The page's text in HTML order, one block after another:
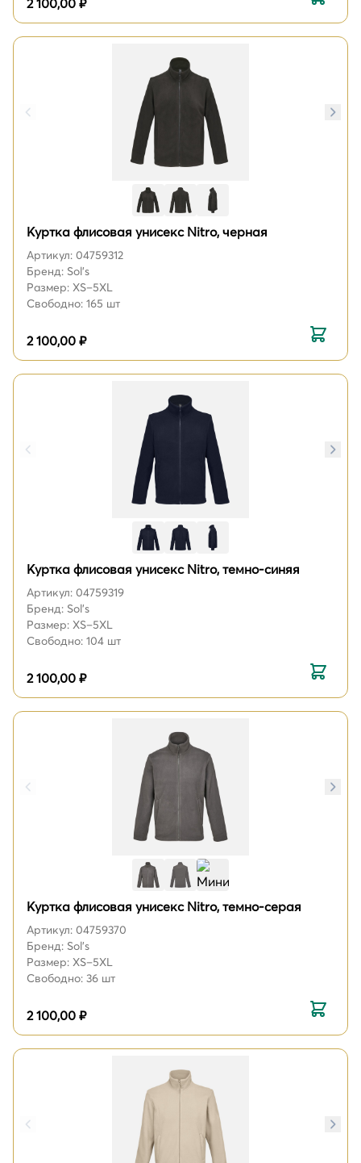
2 100,00 ₽
Куртка флисовая унисекс Nitro, черная
Артикул: 04759312
Бренд: Sol's
Размер: XS–5XL
Свободно: 165 шт
2 100,00 ₽
Куртка флисовая унисекс Nitro, темно-синяя
Артикул: 04759319
Бренд: Sol's
Размер: XS–5XL
Свободно: 104 шт
2 100,00 ₽
Куртка флисовая унисекс Nitro, темно-серая
Артикул: 04759370
Бренд: Sol's
Размер: XS–5XL
Свободно: 36 шт
2 100,00 ₽